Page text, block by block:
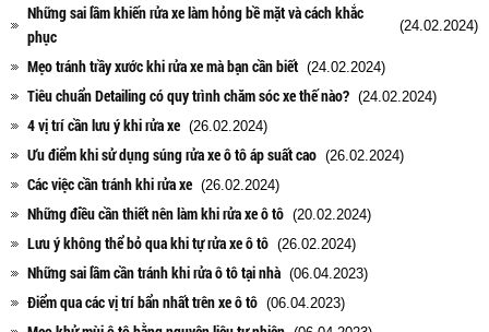
Những sai lầm khiến rửa xe làm hỏng bề mặt và cách khắc
phục
(24.02.2024)
Mẹo tránh trầy xước khi rửa xe mà bạn cần biết (24.02.2024)
Tiêu chuẩn Detailing có quy trình chăm sóc xe thế nào? (24.02.2024)
4 vị trí cần lưu ý khi rửa xe (26.02.2024)
Ưu điểm khi sử dụng súng rửa xe ô tô áp suất cao (26.02.2024)
Các việc cần tránh khi rửa xe (26.02.2024)
Những điều cần thiết nên làm khi rửa xe ô tô (20.02.2024)
Lưu ý không thể bỏ qua khi tự rửa xe ô tô (26.02.2024)
Những sai lầm cần tránh khi rửa ô tô tại nhà (06.04.2023)
Điểm qua các vị trí bẩn nhất trên xe ô tô (06.04.2023)